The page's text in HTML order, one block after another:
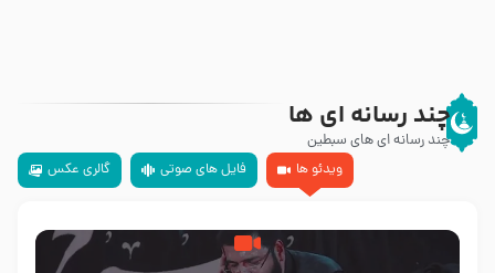
چند رسانه ای ها
چند رسانه ای های سبطین
ویدئو ها
فایل های صوتی گالری عکس